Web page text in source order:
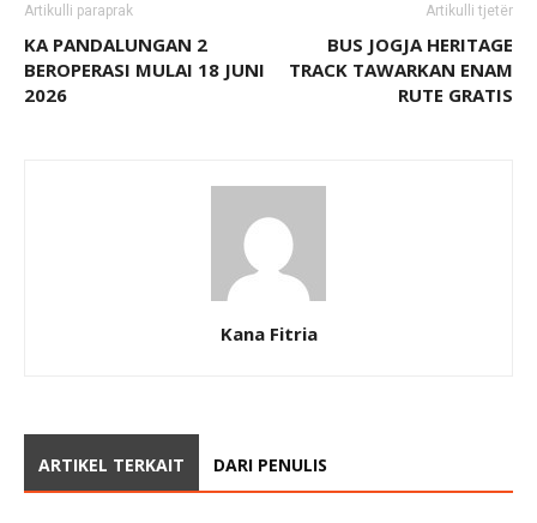
Artikulli paraprak
KA PANDALUNGAN 2
BEROPERASI MULAI 18 JUNI
2026
Artikulli tjetër
BUS JOGJA HERITAGE
TRACK TAWARKAN ENAM
RUTE GRATIS
Kana Fitria
ARTIKEL TERKAIT DARI PENULIS